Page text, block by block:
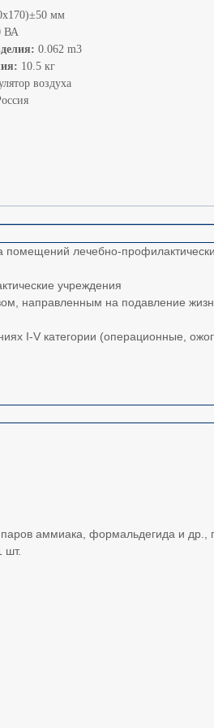
мм
ВА
0.062 m3
10.5 кг
воздуха
помещений лечебно-
учреждения
направленным на подавление
I-V категории (операционные,
аммиака, формальдегида и др.,
шт.